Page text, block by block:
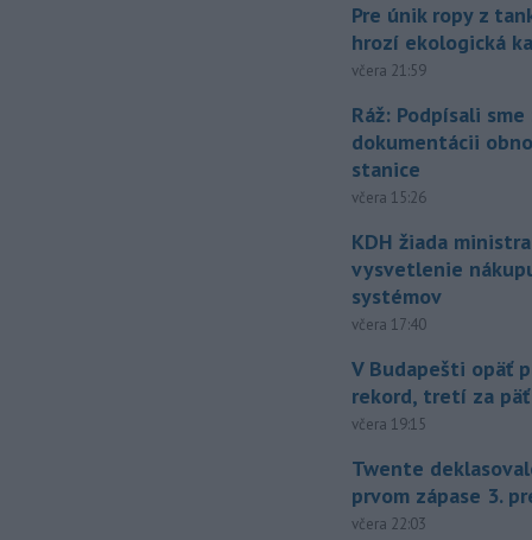
Pre únik ropy z
hrozí ekologická
včera 21:59
Ráž: Podpísali
dokumentácii
stanice
včera 15:26
KDH žiada
vysvetlenie
systémov
včera 17:40
V Budapešti opäť
rekord, tretí za
včera 19:15
Twente
prvom zápase 3.
včera 22:03